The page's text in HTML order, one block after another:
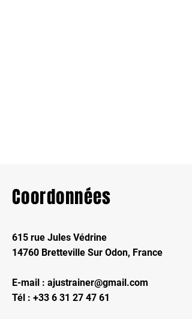
Coordonnées
615 rue Jules Védrine
14760 Bretteville Sur Odon, France
E-mail : ajustrainer@gmail.com
Tél : +33 6 31 27 47 61